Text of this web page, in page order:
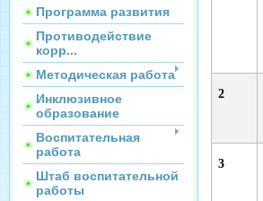
Программа развития
Противодействие
корр...
Методическая работа
Инклюзивное
образование
Воспитательная
работа
Штаб воспитательной
работы
2
3